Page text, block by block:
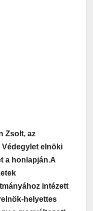
Zsolt, az
Védegylet elnöki
a honlapján.A
intézett
helyettes